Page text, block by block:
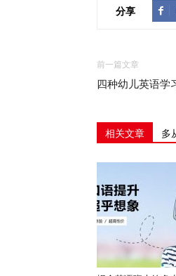
分享
前一篇文章
四种幼儿英语学
相关文章 多